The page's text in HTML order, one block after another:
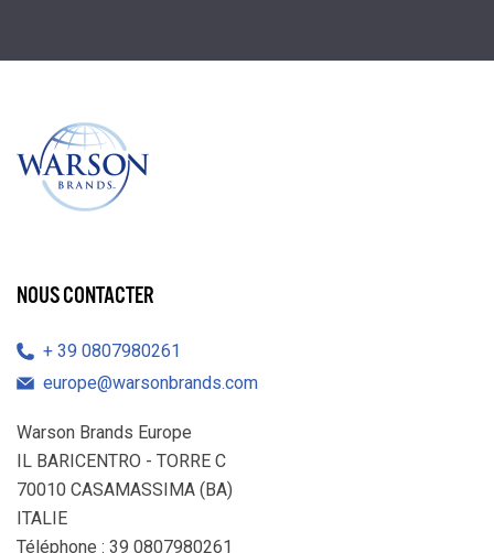
NOUS CONTACTER
39 0807980261
europe@warsonbrands.com
Warson Brands Europe
IL BARICENTRO - TORRE C
70010 CASAMASSIMA (BA)
ITALIE
Téléphone : 39 0807980261